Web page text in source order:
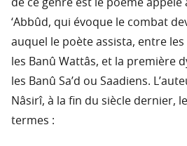
de ce genre est le poème appelé
‘Abbûd, qui évoque le combat
auquel le poète assista, entre
les Banû Wattâs, et la première
les Banû Sa’d ou Saadiens.
Nâsirî, à la fin du siècle dernier,
termes :